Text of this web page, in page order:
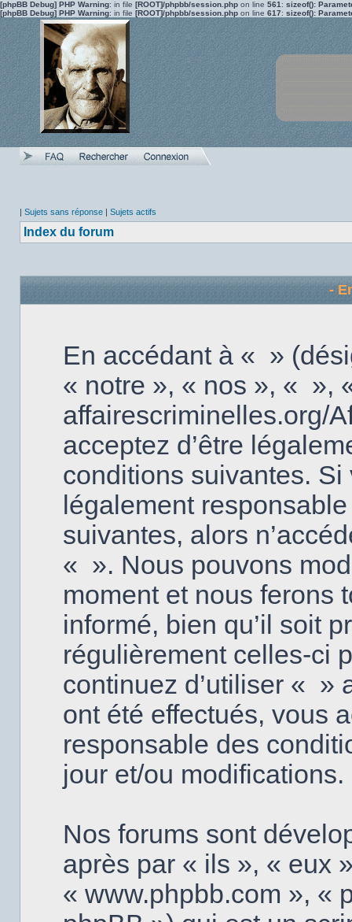
[phpBB Debug] PHP Warning: in file [ROOT]/phpbb/session.php on line 561 : sizeof():
[phpBB Debug] PHP Warning: in file [ROOT]/phpbb/session.php on line 617: sizeof():
| Sujets sans réponse | Sujets actifs
Index du forum
-
En accédant à « »
« notre », « nos », « »,
affairescriminelles.org/
acceptez d’être
conditions suivantes. Si
légalement
suivantes, alors
« ». Nous pouvons
moment et nous ferons
informé, bien qu’il soit
régulièrement celles-ci
continuez d’utiliser « »
ont été effectués, vous
responsable des
jour et/ou modifications.
Nos forums sont
après par « ils », « eux
« www.phpbb.com », «